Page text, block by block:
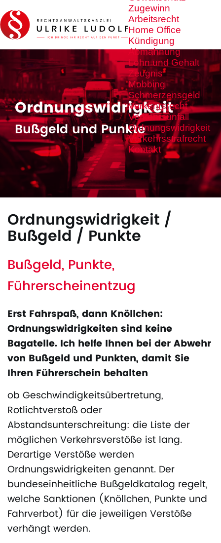
Zugewinn
Arbeitsrecht
Home Office
Kündigung
Abmahnung
Lohn und Gehalt
Zeugnis
Mobbing
Schmerzensgeld
Verkehrsrecht
Verkehrsunfall
Ordnungswidrigkeit
Verkehrsstrafrecht
Kontakt
Ordnungswidrigkeit
Bußgeld und Punkte
Ordnungswidrigkeit /
Bußgeld / Punkte
Bußgeld, Punkte,
Führerscheinentzug
Erst Fahrspaß, dann Knöllchen:
Ordnungswidrigkeiten sind keine
Bagatelle. Ich helfe Ihnen bei der Abwehr
von Bußgeld und Punkten, damit Sie
Ihren Führerschein behalten
ob Geschwindigkeitsübertretung,
Rotlichtverstoß oder
Abstandsunterschreitung: die Liste der
möglichen Verkehrsverstöße ist lang.
Derartige Verstöße werden
Ordnungswidrigkeiten genannt. Der
bundeseinheitliche Bußgeldkatalog regelt,
welche Sanktionen (Knöllchen, Punkte und
Fahrverbot) für die jeweiligen Verstöße
verhängt werden.